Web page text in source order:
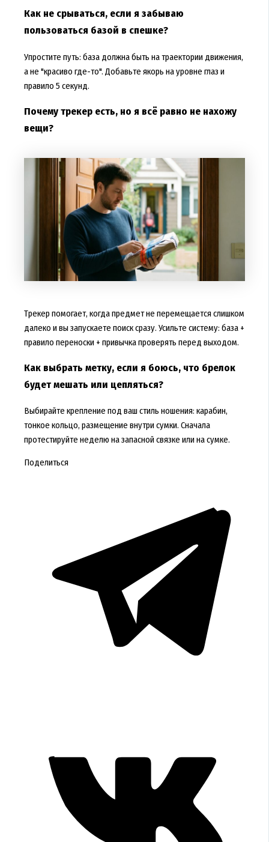
Как не срываться, если я забываю
пользоваться базой в спешке?
Упростите путь: база должна быть на траектории движения,
а не "красиво где-то". Добавьте якорь на уровне глаз и
правило 5 секунд.
Почему трекер есть, но я всё равно не нахожу
вещи?
Трекер помогает, когда предмет не перемещается слишком
далеко и вы запускаете поиск сразу. Усильте систему: база +
правило переноски + привычка проверять перед выходом.
Как выбрать метку, если я боюсь, что брелок
будет мешать или цепляться?
Выбирайте крепление под ваш стиль ношения: карабин,
тонкое кольцо, размещение внутри сумки. Сначала
протестируйте неделю на запасной связке или на сумке.
Поделиться